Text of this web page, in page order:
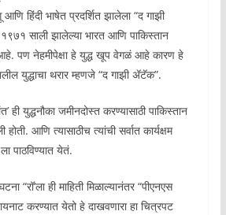
भाषेत प्रदर्शित झालेला “द गाझी
साली झालेल्या भारत आणि पाकिस्तान
आहे. पण नेहमीपेक्षा हे युद्ध खूप वेगळं आहे कारण हे
युद्धाचा थरार म्हणजे “द गाझी ॲटॅक”.
युद्धनौका जमीनदोस्त करण्यासाठी पाकिस्तान
आणि त्यासाठीच त्यांची सर्वात कार्यक्षम
पाठविण्यात येतं.
“रॉ’ला ही माहिती मिळाल्यानंतर “पीएनएस
करण्यात येतो हे दाखवणारा हा चित्रपट